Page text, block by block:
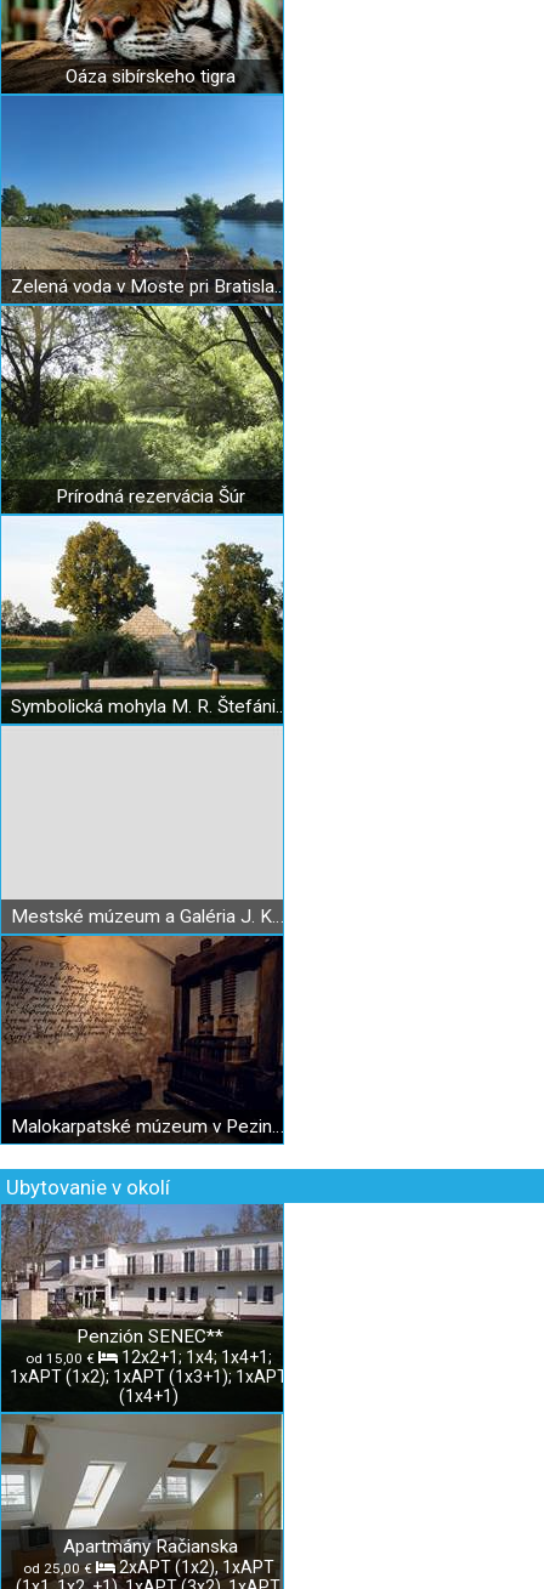
Oáza sibírskeho tigra
Zelená voda v Moste pri Bratislave
Prírodná rezervácia Šúr
Symbolická mohyla M. R. Štefánika
Mestské múzeum a Galéria J. Kupeckého v Pezinku - Stará radnica
Malokarpatské múzeum v Pezinku
Ubytovanie v okolí
Penzión SENEC**
od 15,00 €
12x2+1; 1x4; 1x4+1;
1xAPT (1x2); 1xAPT (1x3+1); 1xAPT
(1x4+1)
Apartmány Račianska
od 25,00 €
2xAPT (1x2), 1xAPT